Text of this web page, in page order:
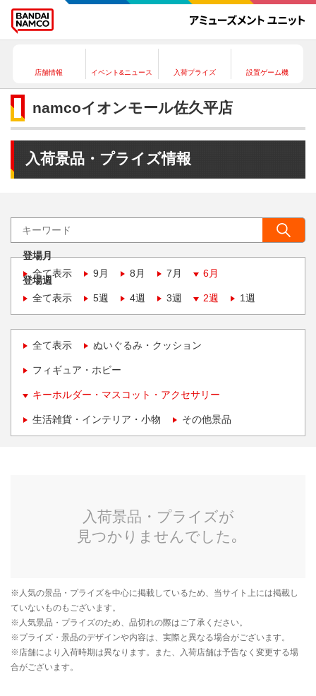
店舗情報 イベント&ニュース 入荷プライズ 設置ゲーム機
namcoイオンモール佐久平店
入荷景品・プライズ情報
登場月
全て表示
9月 8月 7月 6月
登場週
全て表示
5週 4週 3週 2週 1週
全て表示 ぬいぐるみ・クッション
フィギュア・ホビー
キーホルダー・マスコット・アクセサリー
生活雑貨・インテリア・小物 その他景品